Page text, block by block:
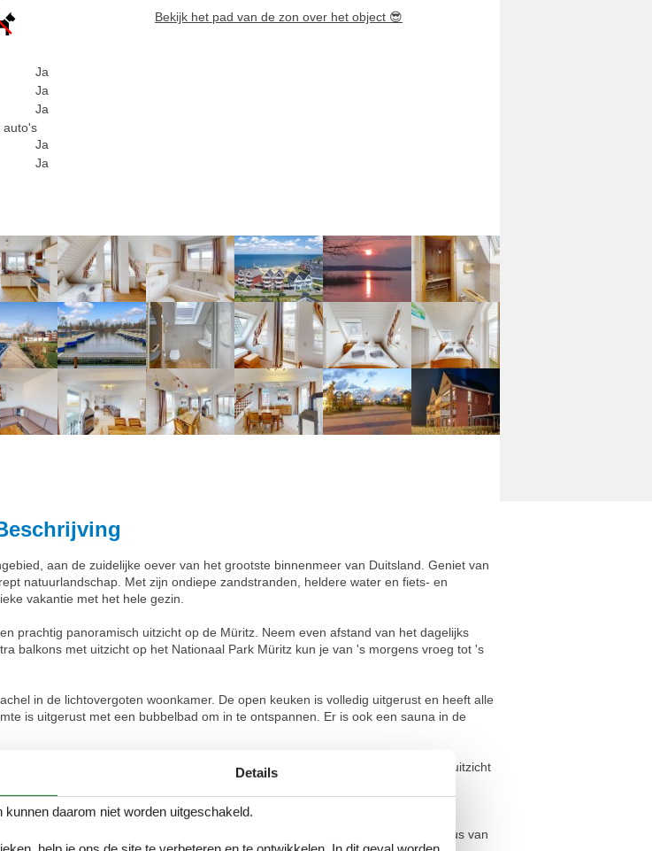
Ja
Ja
Ja
auto's
Ja
Ja
Bekijk het pad van de zon over het object 😎
aan de zuidelijke oever van het grootste binnenmeer van Duitsland. Geniet van
natuurlandschap. Met zijn ondiepe zandstranden, heldere water en fiets- en
vakantie met het hele gezin.
prachtig panoramisch uitzicht op de Müritz. Neem even afstand van het dagelijks
balkons met uitzicht op het Nationaal Park Müritz kun je van 's morgens vroeg tot 's
in de lichtovergoten woonkamer. De open keuken is volledig uitgerust en heeft alle
is uitgerust met een bubbelbad om in te ontspannen. Er is ook een sauna in de
De eerste slaapkamer heeft een gezellig tweepersoonsbed en een prachtig uitzicht
Beide slaapkamers hebben ook elk een extra eenpersoonsbed. Een
andere restaurants liggen op ca. 2 km afstand. Een bushalte voor de bus van
Details
daarom niet worden uitgeschakeld.